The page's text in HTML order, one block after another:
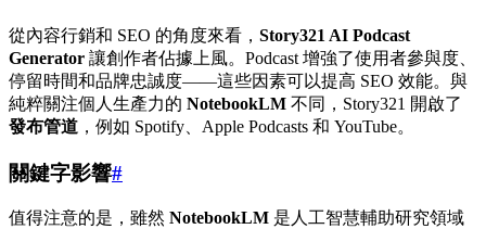
從內容行銷和 SEO 的角度來看， Story321 AI Podcast
Generator 讓創作者佔據上風。Podcast 增強了使用者參與度、
停留時間和品牌忠誠度——這些因素可以提高 SEO 效能。與
純粹關注個人生產力的 NotebookLM 不同，Story321 開啟了
發布管道 ，例如 Spotify、Apple Podcasts 和 YouTube。
關鍵字影響#
值得注意的是，雖然 NotebookLM 是人工智慧輔助研究領域